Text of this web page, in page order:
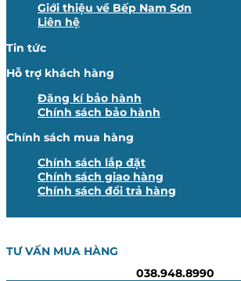
Giới thiệu về Bếp Nam Sơn
Liên hệ
Tin tức
Hỗ trợ khách hàng
Đăng kí bảo hành
Chính sách bảo hành
Chính sách mua hàng
Chính sách lắp đặt
Chính sách giao hàng
Chính sách đổi trả hàng
TƯ VẤN MUA HÀNG
038.948.8990